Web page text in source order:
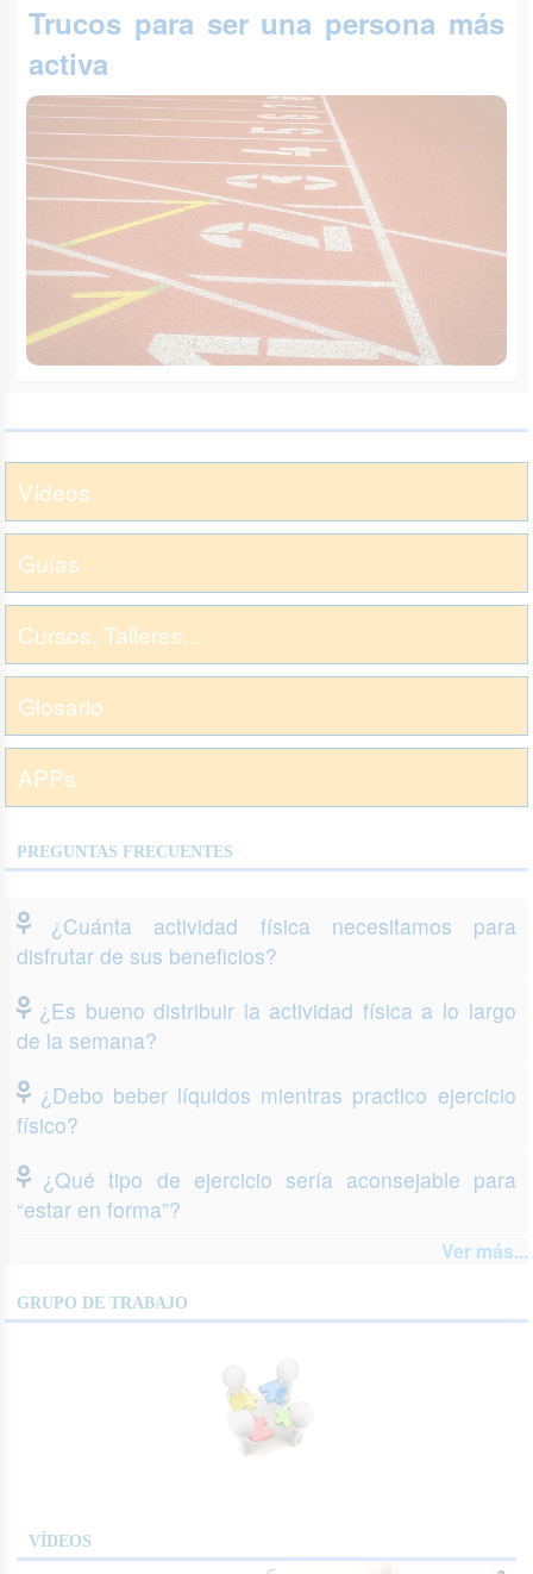
Trucos para ser una persona más
activa
Vídeos
Guías
Cursos, Talleres...
Glosario
APPs
PREGUNTAS FRECUENTES
¿Cuánta actividad física necesitamos para
disfrutar de sus beneficios?
¿Es bueno distribuir la actividad física a lo largo
de la semana?
¿Debo beber líquidos mientras practico ejercicio
físico?
¿Qué tipo de ejercicio sería aconsejable para
“estar en forma”?
Ver más...
GRUPO DE TRABAJO
VÍDEOS